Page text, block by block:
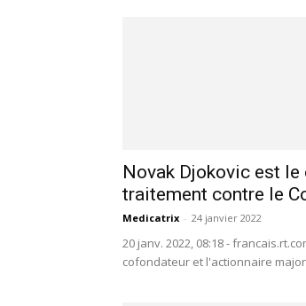
Novak Djokovic est le
traitement contre le
Medicatrix - 24 janvier 2022
20 janv. 2022, 08:18 -
cofondateur et l'actionnaire